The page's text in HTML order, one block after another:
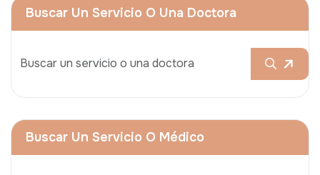
Buscar Un Servicio O Una Doctora
Buscar Un Servicio O Médico